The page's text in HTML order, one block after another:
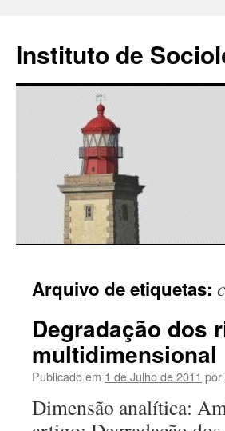
Instituto de
para
conteúdo
Arquivo de etiquetas:
Degradação dos
multidimensional
Publicado em 1 de Julho de 2011 por
Dimensão analítica: